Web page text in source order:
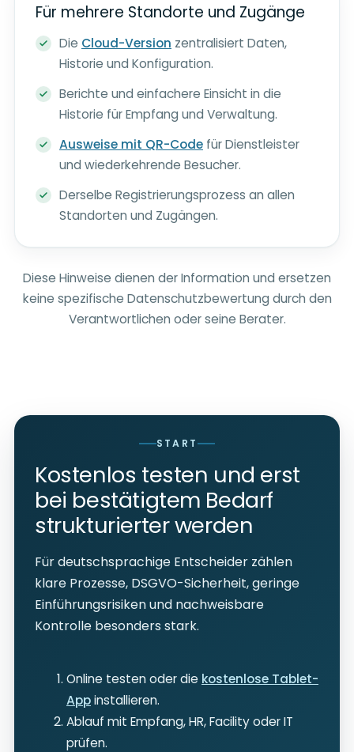
Für mehrere Standorte und Zugänge
Die Cloud-Version zentralisiert Daten,
Historie und Konfiguration.
Berichte und einfachere Einsicht in die
Historie für Empfang und Verwaltung.
Ausweise mit QR-Code für Dienstleister
und wiederkehrende Besucher.
Derselbe Registrierungsprozess an allen
Standorten und Zugängen.
Diese Hinweise dienen der Information und ersetzen
keine spezifische Datenschutzbewertung durch den
Verantwortlichen oder seine Berater.
START
Kostenlos testen und erst
bei bestätigtem Bedarf
strukturierter werden
Für deutschsprachige Entscheider zählen
klare Prozesse, DSGVO-Sicherheit, geringe
Einführungsrisiken und nachweisbare
Kontrolle besonders stark.
Online testen oder die kostenlose Tablet-
Appinstallieren.
Ablauf mit Empfang, HR, Facility oder IT
prüfen.